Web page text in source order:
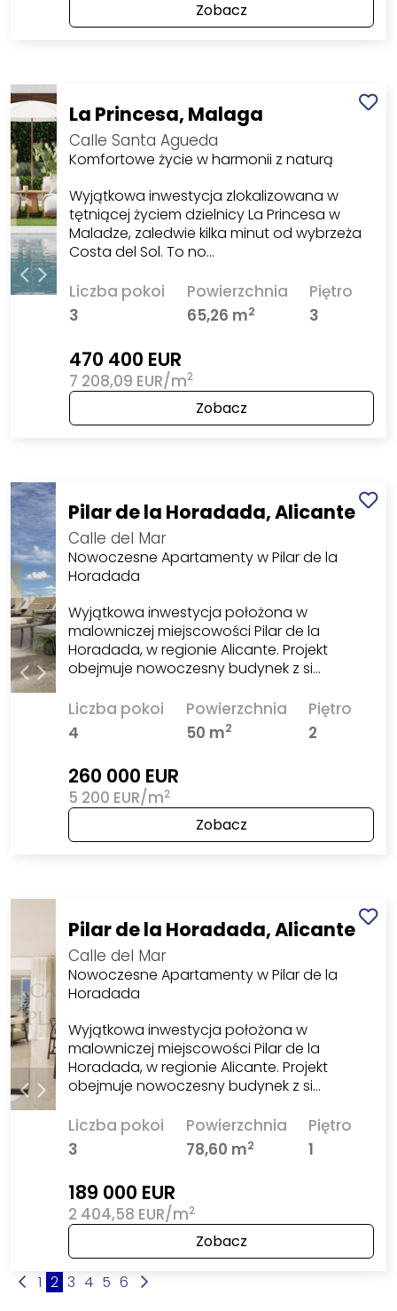
Zobacz
La Princesa, Malaga
Calle Santa Agueda
Komfortowe życie w harmonii z naturą
Wyjątkowa inwestycja zlokalizowana w
tętniącej życiem dzielnicy La Princesa w
Maladze, zaledwie kilka minut od wybrzeża
Costa del Sol. To no…
Liczba pokoi
3
Powierzchnia
65,26 m2
Piętro
3
470 400 EUR
7 208,09 EUR/m2
Zobacz
Pilar de la Horadada, Alicante
Calle del Mar
Nowoczesne Apartamenty w Pilar de la
Horadada
Wyjątkowa inwestycja położona w
malowniczej miejscowości Pilar de la
Horadada, w regionie Alicante. Projekt
obejmuje nowoczesny budynek z si…
Liczba pokoi
4
Powierzchnia
50 m2
Piętro
2
260 000 EUR
5 200 EUR/m2
Zobacz
Pilar de la Horadada, Alicante
Calle del Mar
Nowoczesne Apartamenty w Pilar de la
Horadada
Wyjątkowa inwestycja położona w
malowniczej miejscowości Pilar de la
Horadada, w regionie Alicante. Projekt
obejmuje nowoczesny budynek z si…
Liczba pokoi
3
Powierzchnia
78,60 m2
Piętro
1
189 000 EUR
2 404,58 EUR/m2
Zobacz
1 2 3 4 5 6